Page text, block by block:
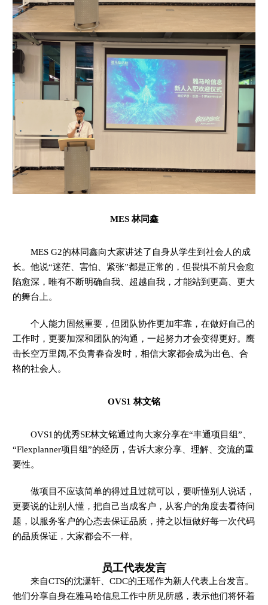
MES 林同鑫
MES G2的林同鑫向大家讲述了自身从学生到社会人的成
长。他说“迷茫、害怕、紧张”都是正常的，但畏惧不前只会愈
陷愈深，唯有不断明确自我、超越自我，才能站到更高、更大
的舞台上。
个人能力固然重要，但团队协作更加牢靠，在做好自己的
工作时，更要加深和团队的沟通，一起努力才会变得更好。鹰
击长空万里阔,不负青春奋发时，相信大家都会成为出色、合
格的社会人。
OVS1 林文铭
OVS1的优秀SE林文铭通过向大家分享在“丰通项目组”、
“Flexplanner项目组”的经历，告诉大家分享、理解、交流的重
要性。
做项目不应该简单的得过且过就可以，要听懂别人说话，
更要说的让别人懂，把自己当成客户，从客户的角度去看待问
题，以服务客户的心态去保证品质，持之以恒做好每一次代码
的品质保证，大家都会不一样。
员工代表发言
来自CTS的沈潇轩、CDC的王瑶作为新人代表上台发言。
他们分享自身在雅马哈信息工作中所见所感，表示他们将怀着